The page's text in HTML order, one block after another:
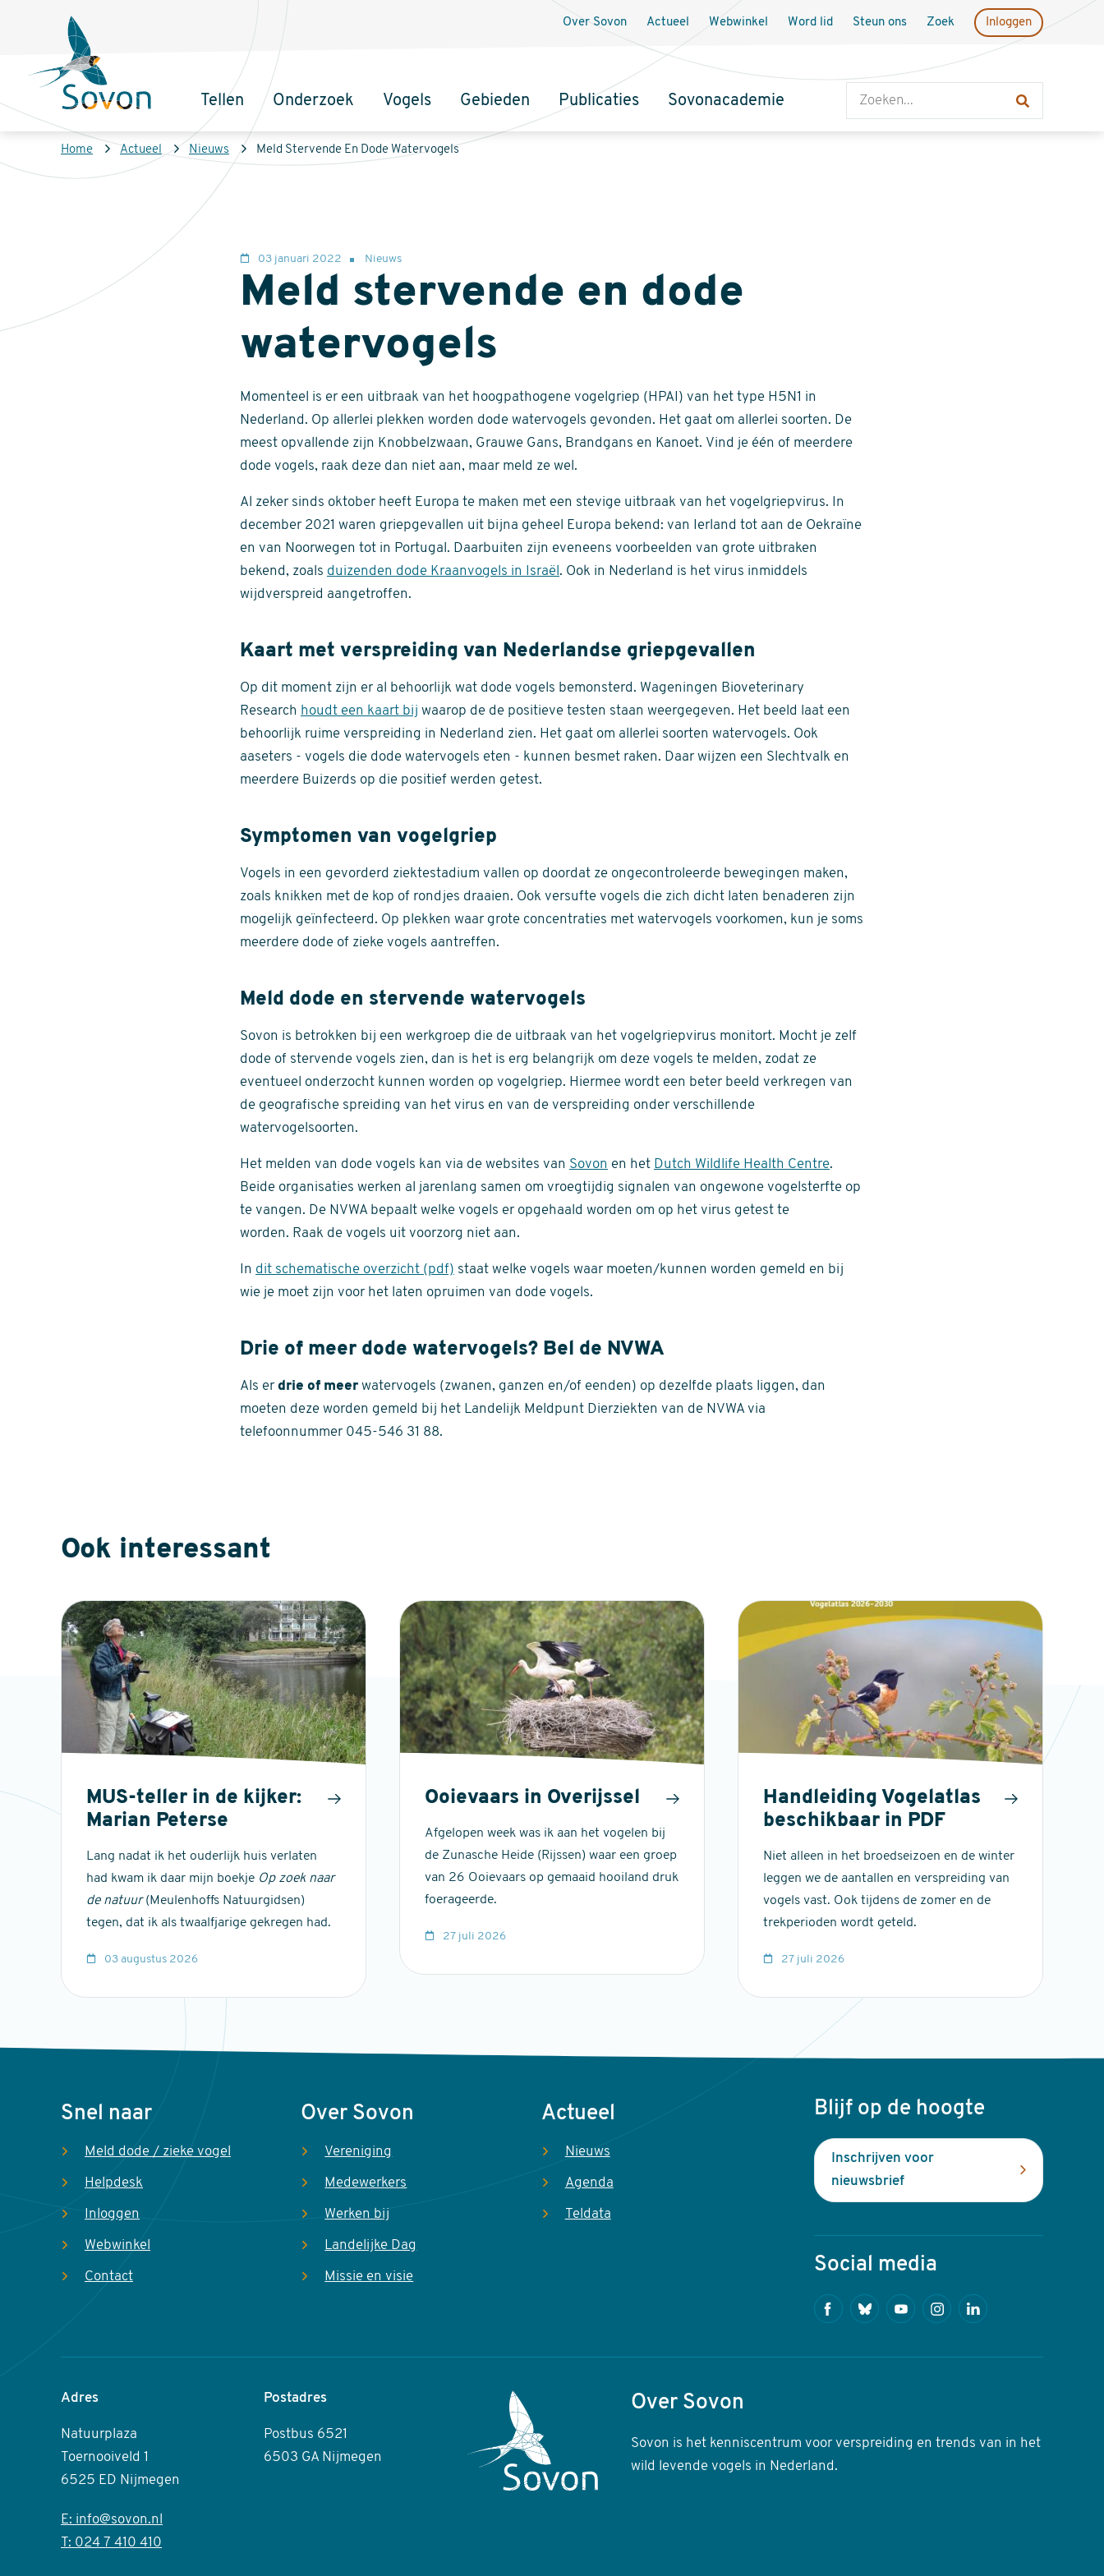
inhoud
Sovon
Homepage
Hoofdnavigatie
Tellen Onderzoek Vogels Gebieden Publicaties Sovonacademie
Over Sovon Actueel Webwinkel Word lid Steun ons Zoek Inloggen
Kruimelpad
Home Actueel Nieuws Meld Stervende En Dode Watervogels
Meld stervende en dode
watervogels
03 januari 2022 Nieuws
Momenteel is er een uitbraak van het hoogpathogene vogelgriep (HPAI) van het type H5N1 in
Nederland. Op allerlei plekken worden dode watervogels gevonden. Het gaat om allerlei soorten. De
meest opvallende zijn Knobbelzwaan, Grauwe Gans, Brandgans en Kanoet. Vind je één of meerdere
dode vogels, raak deze dan niet aan, maar meld ze wel.
Al zeker sinds oktober heeft Europa te maken met een stevige uitbraak van het vogelgriepvirus. In
december 2021 waren griepgevallen uit bijna geheel Europa bekend: van Ierland tot aan de Oekraïne
en van Noorwegen tot in Portugal. Daarbuiten zijn eveneens voorbeelden van grote uitbraken
bekend, zoals duizenden dode Kraanvogels in Israël . Ook in Nederland is het virus inmiddels
wijdverspreid aangetroffen.
Kaart met verspreiding van Nederlandse griepgevallen
Op dit moment zijn er al behoorlijk wat dode vogels bemonsterd. Wageningen Bioveterinary
Research houdt een kaart bij waarop de de positieve testen staan weergegeven. Het beeld laat een
behoorlijk ruime verspreiding in Nederland zien. Het gaat om allerlei soorten watervogels. Ook
aaseters - vogels die dode watervogels eten - kunnen besmet raken. Daar wijzen een Slechtvalk en
meerdere Buizerds op die positief werden getest.
Symptomen van vogelgriep
Vogels in een gevorderd ziektestadium vallen op doordat ze ongecontroleerde bewegingen maken,
zoals knikken met de kop of rondjes draaien. Ook versufte vogels die zich dicht laten benaderen zijn
mogelijk geïnfecteerd. Op plekken waar grote concentraties met watervogels voorkomen, kun je soms
meerdere dode of zieke vogels aantreffen.
Meld dode en stervende watervogels
Sovon is betrokken bij een werkgroep die de uitbraak van het vogelgriepvirus monitort. Mocht je zelf
dode of stervende vogels zien, dan is het is erg belangrijk om deze vogels te melden, zodat ze
eventueel onderzocht kunnen worden op vogelgriep. Hiermee wordt een beter beeld verkregen van
de geografische spreiding van het virus en van de verspreiding onder verschillende
watervogelsoorten.
Het melden van dode vogels kan via de websites van Sovon en het Dutch Wildlife Health Centre.
Beide organisaties werken al jarenlang samen om vroegtijdig signalen van ongewone vogelsterfte op
te vangen. De NVWA bepaalt welke vogels er opgehaald worden om op het virus getest te
worden. Raak de vogels uit voorzorg niet aan.
In dit schematische overzicht (pdf) staat welke vogels waar moeten/kunnen worden gemeld en bij
wie je moet zijn voor het laten opruimen van dode vogels.
Drie of meer dode watervogels? Bel de NVWA
Als er drie of meer watervogels (zwanen, ganzen en/of eenden) op dezelfde plaats liggen, dan
moeten deze worden gemeld bij het Landelijk Meldpunt Dierziekten van de NVWA via
telefoonnummer 045-546 31 88.
Ook interessant
MUS-teller in de kijker:
Marian Peterse
Lang nadat ik het ouderlijk huis verlaten
had kwam ik daar mijn boekje Op zoek naar
de natuur(Meulenhoffs Natuurgidsen)
tegen, dat ik als twaalfjarige gekregen had.
03 augustus 2026
Ooievaars in Overijssel
Afgelopen week was ik aan het vogelen bij
de Zunasche Heide (Rijssen) waar een groep
van 26 Ooievaars op gemaaid hooiland druk
foerageerde.
27 juli 2026
Handleiding Vogelatlas
beschikbaar in PDF
Niet alleen in het broedseizoen en de winter
leggen we de aantallen en verspreiding van
vogels vast. Ook tijdens de zomer en de
trekperioden wordt geteld.
27 juli 2026
Voet
Snel naar
Meld dode / zieke vogel
Helpdesk
Inloggen
Webwinkel
Contact
Over Sovon
Vereniging
Medewerkers
Werken bij
Landelijke Dag
Missie en visie
Actueel
Nieuws
Agenda
Teldata
Blijf op de hoogte
Inschrijven voor
nieuwsbrief
Social media
FacebookBlueskyYoutubeInstagramLinkedin
Adres
Natuurplaza
Toernooiveld 1
6525 ED Nijmegen
E: info@sovon.nl
T: 024 7 410 410
Postadres
Postbus 6521
6503 GA Nijmegen
Over Sovon
Sovon is het kenniscentrum voor verspreiding en trends van in het
wild levende vogels in Nederland.